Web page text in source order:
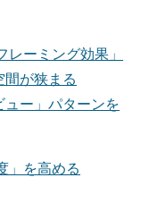
ーミング効果」
間が狭まる
ュー」パターンを
」を高める